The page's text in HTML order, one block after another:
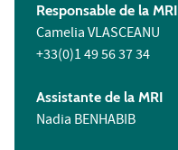
Responsable de la MRI
Camelia VLASCEANU
+33(0)1 49 56 37 34
Assistante de la MRI
Nadia BENHABIB